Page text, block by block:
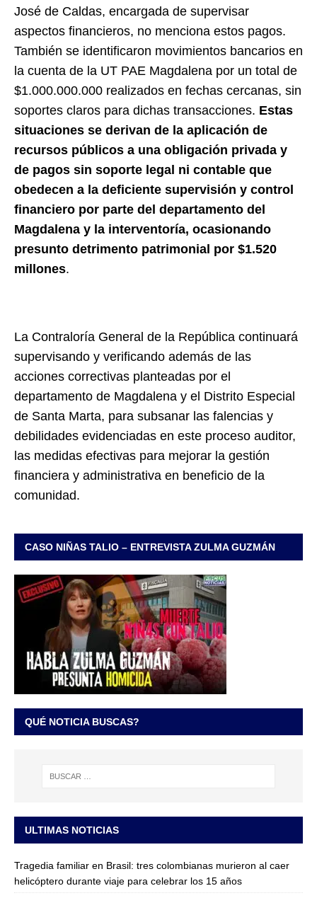
José de Caldas, encargada de supervisar
aspectos financieros, no menciona estos pagos.
También se identificaron movimientos bancarios en
la cuenta de la UT PAE Magdalena por un total de
$1.000.000.000 realizados en fechas cercanas, sin
soportes claros para dichas transacciones. Estas
situaciones se derivan de la aplicación de
recursos públicos a una obligación privada y
de pagos sin soporte legal ni contable que
obedecen a la deficiente supervisión y control
financiero por parte del departamento del
Magdalena y la interventoría, ocasionando
presunto detrimento patrimonial por $1.520
millones.
La Contraloría General de la República continuará
supervisando y verificando además de las
acciones correctivas planteadas por el
departamento de Magdalena y el Distrito Especial
de Santa Marta, para subsanar las falencias y
debilidades evidenciadas en este proceso auditor,
las medidas efectivas para mejorar la gestión
financiera y administrativa en beneficio de la
comunidad.
CASO NIÑAS TALIO – ENTREVISTA ZULMA GUZMÁN
QUÉ NOTICIA BUSCAS?
ULTIMAS NOTICIAS
Tragedia familiar en Brasil: tres colombianas murieron al caer
helicóptero durante viaje para celebrar los 15 años